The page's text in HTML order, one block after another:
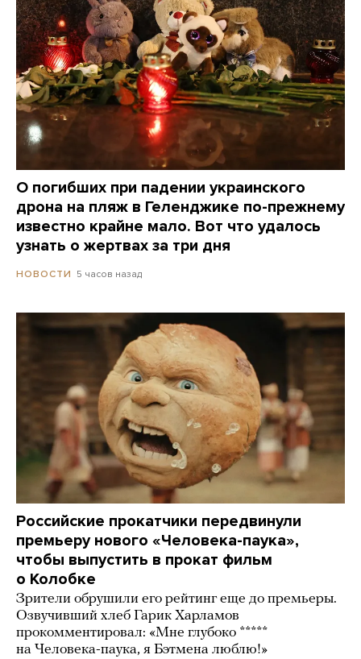
О погибших при падении украинского
дрона на пляж в Геленджике по-прежнему
известно крайне мало. Вот что удалось
узнать о жертвах за три дня
НОВОСТИ 5 часов назад
Российские прокатчики передвинули
премьеру нового «Человека-паука»,
чтобы выпустить в прокат фильм
о Колобке
Зрители обрушили его рейтинг еще до премьеры.
Озвучивший хлеб Гарик Харламов
прокомментировал: «Мне глубоко *****
на Человека-паука, я Бэтмена люблю!»